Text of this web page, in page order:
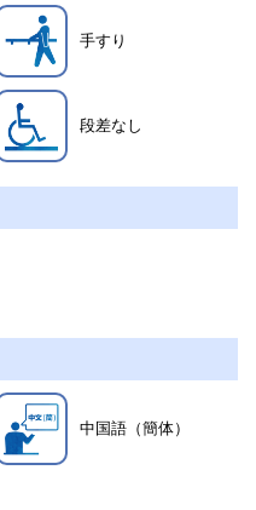
手すり
段差なし
中国語（簡体）